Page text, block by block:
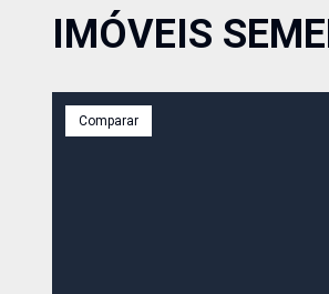
IMÓVEIS
Comparar